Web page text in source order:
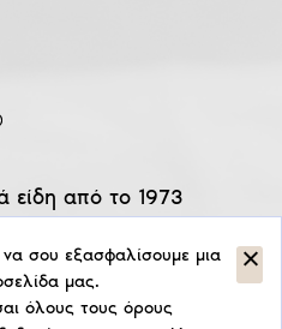
είδη από το 1973
σου εξασφαλίσουμε μια
μας.
όλους τους όρους